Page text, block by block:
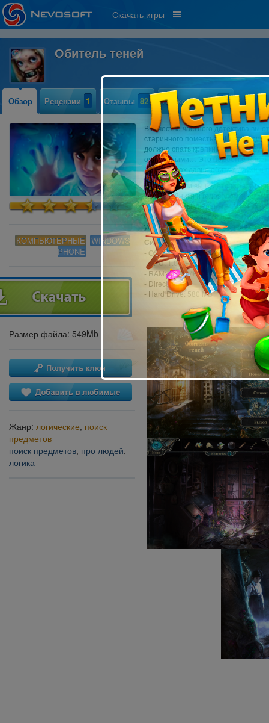
Скачать игры
Обитель теней
Обзор Рецензии 1 Отзывы 82 Прохождение 53
КОМПЬЮТЕРНЫЕ WINDOWS
PHONE
Размер файла: 549Mb
Жанр: логические, поиск
предметов
поиск предметов, про людей,
логика
В качестве частного детектива вы
старинного поместья в
должно спать крепким и
ошибочными… Это поместье живет
В его стенах давно обитают духи и
И только если вы будете играть по
Через тайники и головоломки вам
лет назад. Вы уверены, что готовы
отыскать пропавшего наследника?
уготовили призраки в очередном
Системные требования:
- OS: Windows XP, Windows 7 или
- CPU: 1.0 GHz
- RAM: 1024 MB
- DirectX: 8.1
- Hard Drive: 580 MB